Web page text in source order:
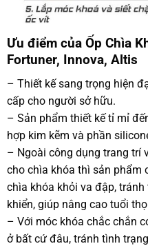
Ưu điểm của Ốp Chìa
Fortuner, Innova, Altis
– Thiết kế sang trọng hiện
cấp cho người sở hữu.
– Sản phẩm thiết kế tỉ mỉ
hợp kim kẽm và phần
– Ngoài công dụng trang trí
cho chìa khóa thì sản phẩm
chìa khóa khỏi va đập,
khiển, giúp nâng cao tuổi
– Với móc khóa chắc chắn
ở bất cứ đâu, tránh tình